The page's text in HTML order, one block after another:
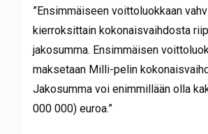
”Ensimmäiseen voittoluokkaan
kierroksittain kokonaisvaihdosta
jakosumma. Ensimmäisen
maksetaan Milli-pelin
Jakosumma voi enimmillään olla
000 000) euroa.”